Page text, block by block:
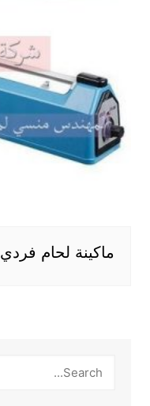
ماكينة لحام فردي